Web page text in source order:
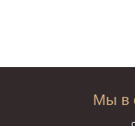
Мы в